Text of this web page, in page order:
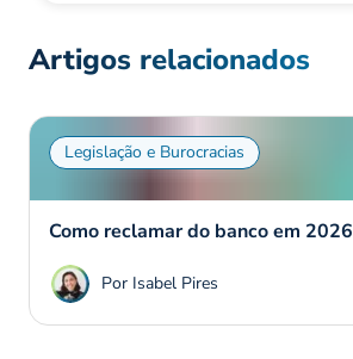
Artigos relacionados
Legislação e Burocracias
Como reclamar do banco em 2026
Por Isabel Pires